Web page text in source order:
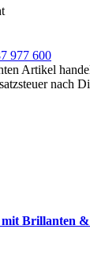
977 600
Artikel
nach
Brillanten &